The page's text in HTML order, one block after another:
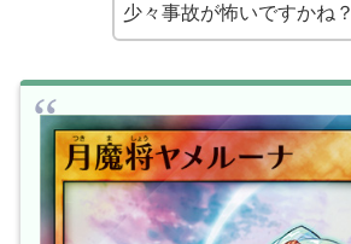
少々事故が怖いですかね？